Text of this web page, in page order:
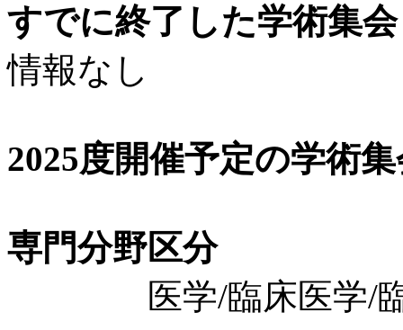
すでに終了した学術集
情報なし
2025度開催予定の学術
専門分野区分
医学/臨床医学/臨